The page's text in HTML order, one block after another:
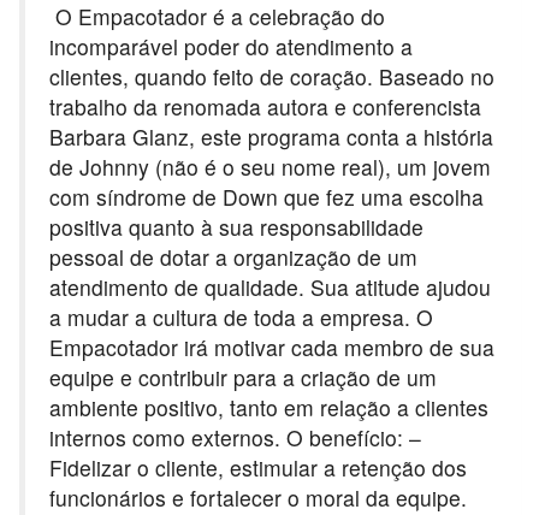
O Empacotador é a celebração do
incomparável poder do atendimento a
clientes, quando feito de coração. Baseado no
trabalho da renomada autora e conferencista
Barbara Glanz, este programa conta a história
de Johnny (não é o seu nome real), um jovem
com síndrome de Down que fez uma escolha
positiva quanto à sua responsabilidade
pessoal de dotar a organização de um
atendimento de qualidade. Sua atitude ajudou
a mudar a cultura de toda a empresa. O
Empacotador irá motivar cada membro de sua
equipe e contribuir para a criação de um
ambiente positivo, tanto em relação a clientes
internos como externos. O benefício: –
Fidelizar o cliente, estimular a retenção dos
funcionários e fortalecer o moral da equipe.